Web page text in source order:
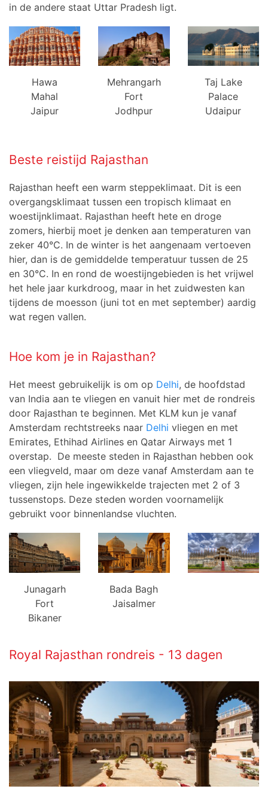
in de andere staat Uttar Pradesh ligt.
Hawa
Mahal
Jaipur
Mehrangarh
Fort
Jodhpur
Taj Lake
Palace
Udaipur
Beste reistijd Rajasthan
Rajasthan heeft een warm steppeklimaat. Dit is een
overgangsklimaat tussen een tropisch klimaat en
woestijnklimaat. Rajasthan heeft hete en droge
zomers, hierbij moet je denken aan temperaturen van
zeker 40°C. In de winter is het aangenaam vertoeven
hier, dan is de gemiddelde temperatuur tussen de 25
en 30°C. In en rond de woestijngebieden is het vrijwel
het hele jaar kurkdroog, maar in het zuidwesten kan
tijdens de moesson (juni tot en met september) aardig
wat regen vallen.
Hoe kom je in Rajasthan?
Het meest gebruikelijk is om op Delhi, de hoofdstad
van India aan te vliegen en vanuit hier met de rondreis
door Rajasthan te beginnen. Met KLM kun je vanaf
Amsterdam rechtstreeks naar Delhi vliegen en met
Emirates, Ethihad Airlines en Qatar Airways met 1
overstap. De meeste steden in Rajasthan hebben ook
een vliegveld, maar om deze vanaf Amsterdam aan te
vliegen, zijn hele ingewikkelde trajecten met 2 of 3
tussenstops. Deze steden worden voornamelijk
gebruikt voor binnenlandse vluchten.
Junagarh
Fort
Bikaner
Bada Bagh
Jaisalmer
Royal Rajasthan rondreis - 13 dagen